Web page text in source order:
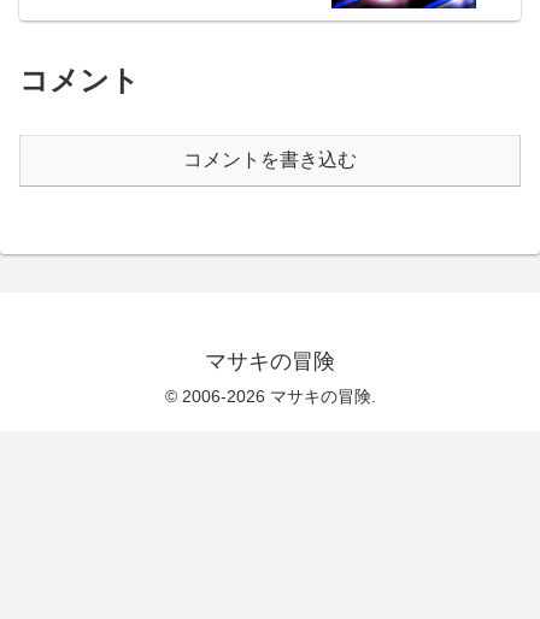
コメント
コメントを書き込む
マサキの冒険
© 2006-2026 マサキの冒険.